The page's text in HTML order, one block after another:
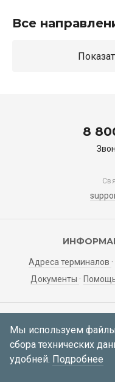
Все
8
Адреса терминалов
Документы
Мои
Мы используем
сбора технических
удобней. Подробнее